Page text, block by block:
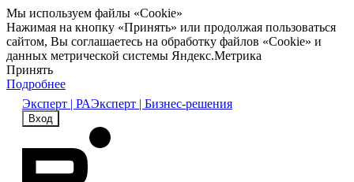
Мы используем файлы «Cookie»
Нажимая на кнопку «Принять» или продолжая пользоваться
сайтом, Вы соглашаетесь на обработку файлов «Cookie» и
данных метрической системы Яндекс.Метрика
Принять
Подробнее
Эксперт | РАЭксперт | Бизнес-решения
Вход